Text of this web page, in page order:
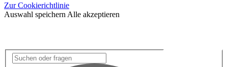
Zur Cookierichtlinie
Auswahl speichern Alle akzeptieren